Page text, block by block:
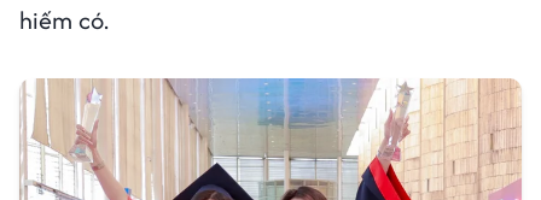
hiếm có.